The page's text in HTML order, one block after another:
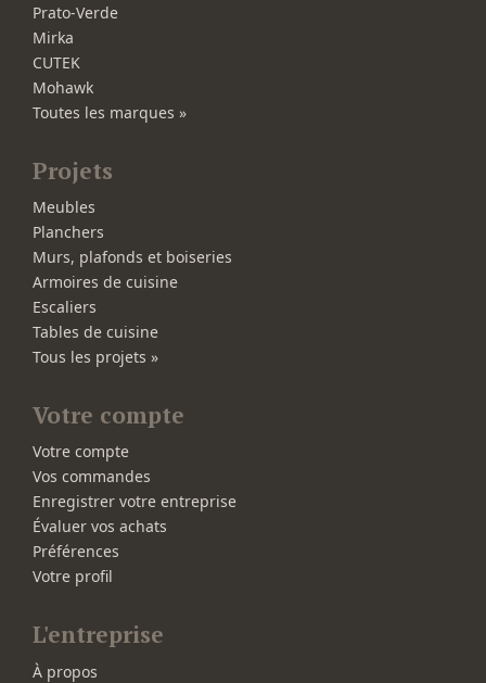
Prato-Verde
Mirka
CUTEK
Mohawk
Toutes les marques »
Projets
Meubles
Planchers
Murs, plafonds et boiseries
Armoires de cuisine
Escaliers
Tables de cuisine
Tous les projets »
Votre compte
Votre compte
Vos commandes
Enregistrer votre entreprise
Évaluer vos achats
Préférences
Votre profil
L'entreprise
À propos